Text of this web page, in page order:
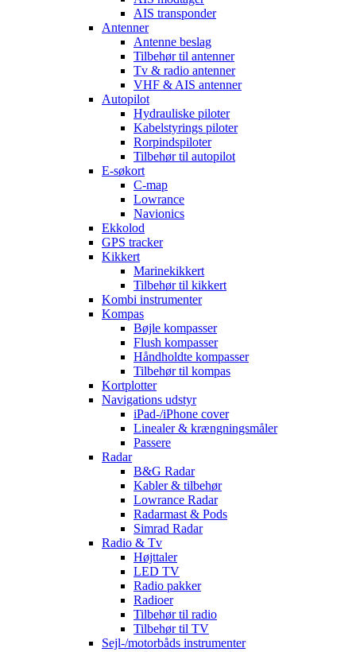
AIS transponder
Antenner
Antenne beslag
Tilbehør til antenner
Tv & radio antenner
VHF & AIS antenner
Autopilot
Hydrauliske piloter
Kabelstyrings piloter
Rorpindspiloter
Tilbehør til autopilot
E-søkort
C-map
Lowrance
Navionics
Ekkolod
GPS tracker
Kikkert
Marinekikkert
Tilbehør til kikkert
Kombi instrumenter
Kompas
Bøjle kompasser
Flush kompasser
Håndholdte kompasser
Tilbehør til kompas
Kortplotter
Navigations udstyr
iPad-/iPhone cover
Linealer & krængningsmåler
Passere
Radar
B&G Radar
Kabler & tilbehør
Lowrance Radar
Radarmast & Pods
Simrad Radar
Radio & Tv
Højttaler
LED TV
Radio pakker
Radioer
Tilbehør til radio
Tilbehør til TV
Sejl-/motorbåds instrumenter